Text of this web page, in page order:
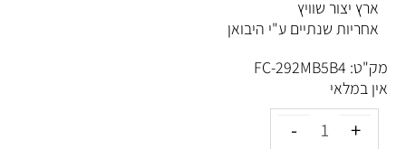
ארץ יצור שוויץ
אחריות שנתיים ע"י היבואן
מק"ט: FC-292MB5B4
אין במלאי